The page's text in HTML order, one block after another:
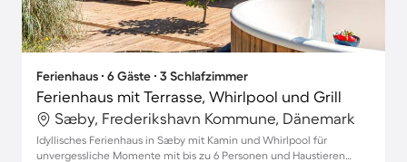
Ferienhaus ∙ 6 Gäste ∙ 3 Schlafzimmer
Ferienhaus mit Terrasse, Whirlpool und Grill
Sæby, Frederikshavn Kommune, Dänemark
Idyllisches Ferienhaus in Sæby mit Kamin und Whirlpool für
unvergessliche Momente mit bis zu 6 Personen und Haustieren